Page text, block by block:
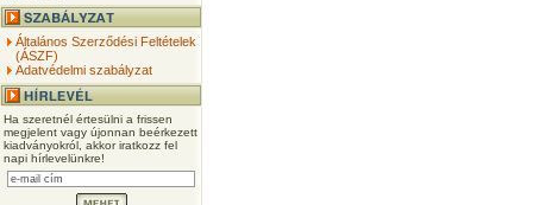
Általános Szerződési Feltételek
(ÁSZF)
Adatvédelmi szabályzat
Ha szeretnél értesülni a frissen
megjelent vagy újonnan beérkezett
kiadványokról, akkor iratkozz fel
napi hírlevelünkre!